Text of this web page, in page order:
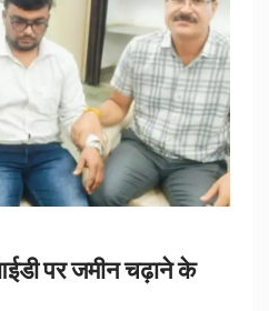
पर जमीन चढ़ाने के